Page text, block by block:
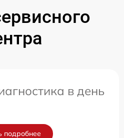
в день
подробнее